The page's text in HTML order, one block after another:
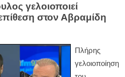
γελοιοποιεί
στον Αβραμίδη
Πλήρης
γελοιοποίηση